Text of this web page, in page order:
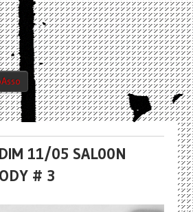
11/05 SAL00N
# 3